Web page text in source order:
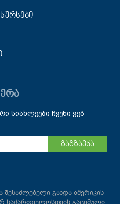
სიახლეები ჩვენი ვებ–
გაგზავნა
გახდა ამერიკის
საქართველოსთვის გაცემული